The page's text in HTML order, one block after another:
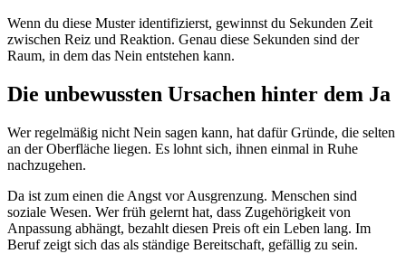
Wenn du diese Muster identifizierst, gewinnst du Sekunden Zeit
zwischen Reiz und Reaktion. Genau diese Sekunden sind der
Raum, in dem das Nein entstehen kann.
Die unbewussten Ursachen hinter dem Ja
Wer regelmäßig nicht Nein sagen kann, hat dafür Gründe, die selten
an der Oberfläche liegen. Es lohnt sich, ihnen einmal in Ruhe
nachzugehen.
Da ist zum einen die Angst vor Ausgrenzung. Menschen sind
soziale Wesen. Wer früh gelernt hat, dass Zugehörigkeit von
Anpassung abhängt, bezahlt diesen Preis oft ein Leben lang. Im
Beruf zeigt sich das als ständige Bereitschaft, gefällig zu sein.